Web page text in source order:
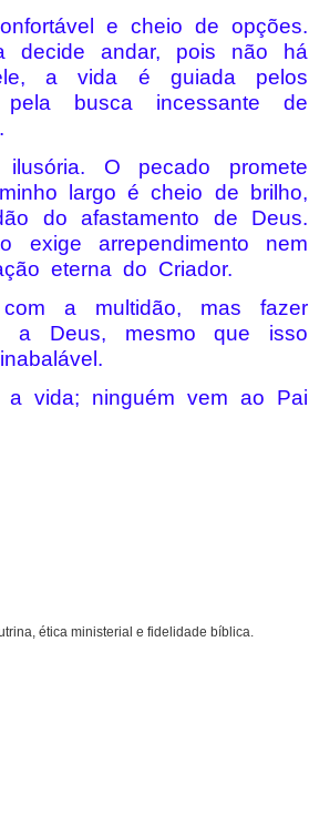
e cheio de opções.
decide andar, pois não há
a vida é guiada pelos
busca incessante de
O pecado promete
largo é cheio de brilho,
do afastamento de Deus.
exige arrependimento nem
eterna do Criador.
a multidão, mas fazer
a Deus, mesmo que isso
vida; ninguém vem ao Pai
ética ministerial e fidelidade bíblica.